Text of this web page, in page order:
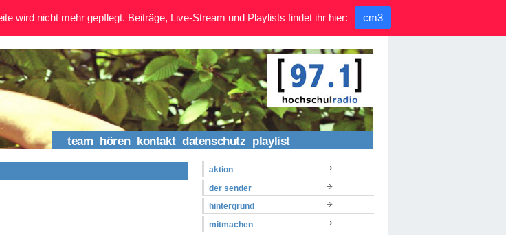
team hören kontakt datenschutz playlist
aktion
der sender
hintergrund
mitmachen
wird nicht mehr gepflegt. Beiträge, Live-Stream und Playlists findet ihr hier: cm3